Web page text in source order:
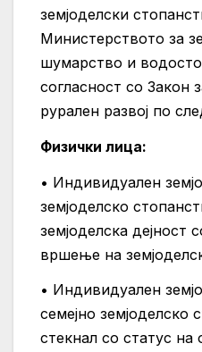
земјоделски
Министерството за
шумарство и
согласност со Закон
рурален развој по
Физички лица:
• Индивидуален
земјоделско
земјоделска дејност
вршење на
• Индивидуален
семејно земјоделско
стекнал со статус на